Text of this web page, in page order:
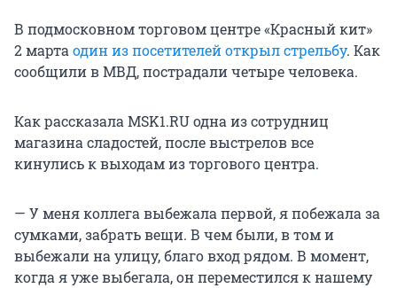
В подмосковном торговом центре «Красный кит»
2 марта один из посетителей открыл стрельбу. Как
сообщили в МВД, пострадали четыре человека.
Как рассказала MSK1.RU одна из сотрудниц
магазина сладостей, после выстрелов все
кинулись к выходам из торгового центра.
— У меня коллега выбежала первой, я побежала за
сумками, забрать вещи. В чем были, в том и
выбежали на улицу, благо вход рядом. В момент,
когда я уже выбегала, он переместился к нашему